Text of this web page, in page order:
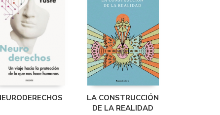
LA CONSTRUCCIÓN
DE LA REALIDAD